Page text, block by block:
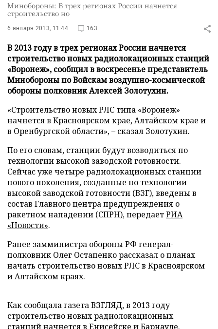
Минобороны: В трех регионах России начнется
строительство но
6 января 2013, 11:44 163
В 2013 году в трех регионах России начнется
строительство новых радиолокационных станций
«Воронеж», сообщил в воскресенье представитель
Минобороны по Войскам воздушно-космической
обороны полковник Алексей Золотухин.
«Строительство новых РЛС типа «Воронеж»
начнется в Красноярском крае, Алтайском крае и
в Оренбургской области», – сказал Золотухин.
По его словам, станции будут возводиться по
технологии высокой заводской готовности.
Сейчас уже четыре радиолокационных станции
нового поколения, созданные по технологии
высокой заводской готовности (ВЗГ), введены в
состав Главного центра предупреждения о
ракетном нападении (СПРН), передаетРИА
«Новости».
Ранее замминистра обороны РФ генерал-
полковник Олег Остапенко рассказал о планах
начать строительство новых РЛС в Красноярском
и Алтайском краях.
Как сообщала газета ВЗГЛЯД, в 2013 году
строительство новых радиолокационных
станцийначнетсяв Енисейске и Барнауле.